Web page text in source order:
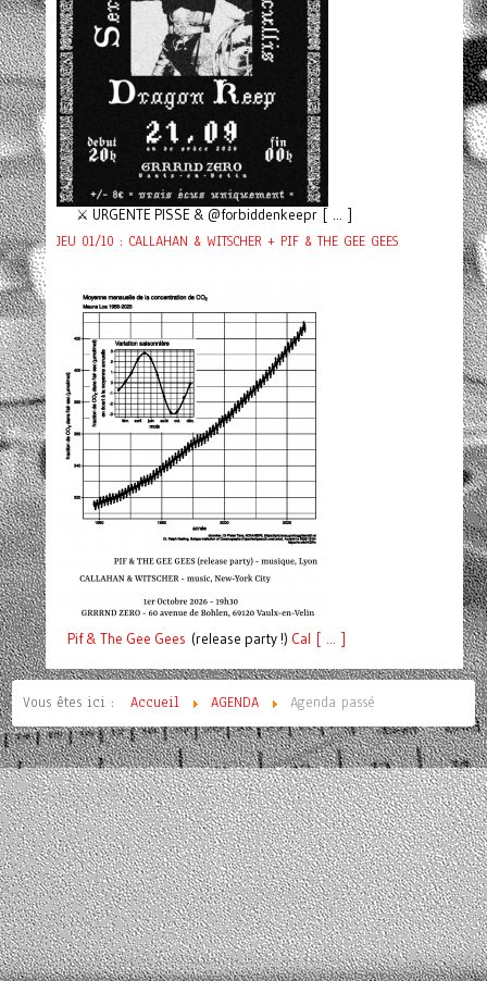
⚔️ URGENTE PISSE & @forbiddenkeepr [ ... ]
JEU 01/10 : CALLAHAN & WITSCHER + PIF & THE GEE GEES
Pif& The Gee Gees (release party !) Cal [ ... ]
Vous êtes ici : Accueil AGENDA Agenda passé